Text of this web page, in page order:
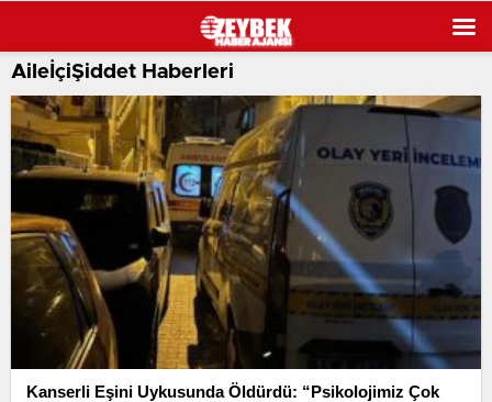
AileİçiŞiddet Haberleri
Kanserli Eşini Uykusunda Öldürdü: “Psikolojimiz Çok